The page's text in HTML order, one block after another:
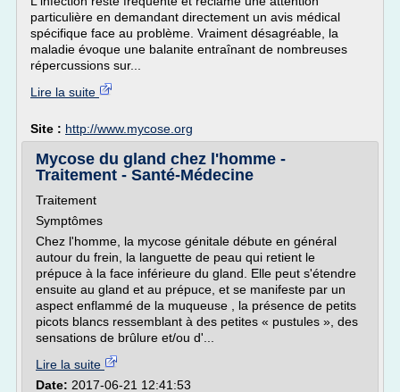
particulière en demandant directement un avis médical
spécifique face au problème. Vraiment désagréable, la
maladie évoque une balanite entraînant de nombreuses
répercussions sur...
Lire la suite
Site : http://www.mycose.org
Mycose du gland chez l'homme -
Traitement - Santé-Médecine
Traitement
Symptômes
Chez l'homme, la mycose génitale débute en général
autour du frein, la languette de peau qui retient le
prépuce à la face inférieure du gland. Elle peut s'étendre
ensuite au gland et au prépuce, et se manifeste par un
aspect enflammé de la muqueuse , la présence de petits
picots blancs ressemblant à des petites « pustules », des
sensations de brûlure et/ou d'...
Lire la suite
Date: 2017-06-21 12:41:53